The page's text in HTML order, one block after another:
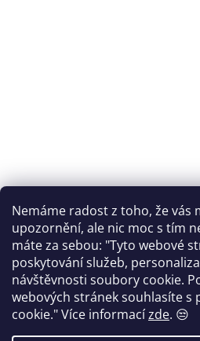
Nemáme radost z toho, že vás
upozornění, ale nic moc s tím
máte za sebou: "Tyto webové
poskytování služeb,
návštěvnosti soubory cookie.
webových stránek souhlasíte
cookie."Více informacízde. 😒
Sledovat na Instagramu
Facebook